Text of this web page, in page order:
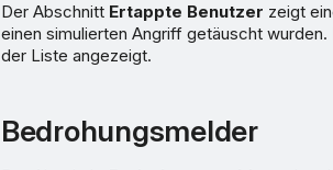
Der Abschnitt Ertappte Benutzer zeigt
einen simulierten Angriff getäuscht
der Liste angezeigt.
Bedrohungsmelder